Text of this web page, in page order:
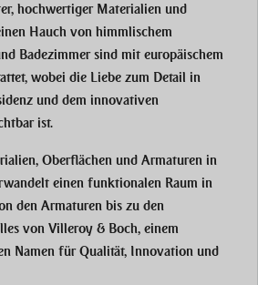
hochwertiger Materialien und
Hauch von himmlischem
Badezimmer sind mit europäischem
wobei die Liebe zum Detail in
und dem innovativen
ist.
Oberflächen und Armaturen in
einen funktionalen Raum in
den Armaturen bis zu den
von Villeroy & Boch, einem
Namen für Qualität, Innovation und